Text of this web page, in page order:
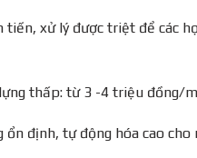
xử lý được triệt để các
thấp: từ 3 -4 triệu đồng/
định, tự động hóa cao cho